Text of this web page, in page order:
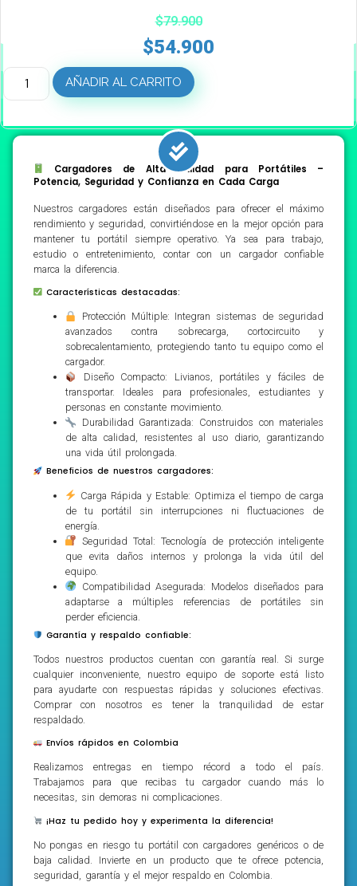
$79.900
$54.900
AÑADIR AL CARRITO
Cargadores de Alta Calidad para Portátiles –
Potencia, Seguridad y Confianza en Cada Carga
Nuestros cargadores están diseñados para ofrecer el máximo
rendimiento y seguridad, convirtiéndose en la mejor opción para
mantener tu portátil siempre operativo. Ya sea para trabajo,
estudio o entretenimiento, contar con un cargador confiable
marca la diferencia.
Características destacadas:
Protección Múltiple: Integran sistemas de seguridad
avanzados contra sobrecarga, cortocircuito y
sobrecalentamiento, protegiendo tanto tu equipo como el
cargador.
Diseño Compacto: Livianos, portátiles y fáciles de
transportar. Ideales para profesionales, estudiantes y
personas en constante movimiento.
Durabilidad Garantizada: Construidos con materiales
de alta calidad, resistentes al uso diario, garantizando
una vida útil prolongada.
Beneficios de nuestros cargadores:
Carga Rápida y Estable: Optimiza el tiempo de carga
de tu portátil sin interrupciones ni fluctuaciones de
energía.
Seguridad Total: Tecnología de protección inteligente
que evita daños internos y prolonga la vida útil del
equipo.
Compatibilidad Asegurada: Modelos diseñados para
adaptarse a múltiples referencias de portátiles sin
perder eficiencia.
Garantía y respaldo confiable:
Todos nuestros productos cuentan con garantía real. Si surge
cualquier inconveniente, nuestro equipo de soporte está listo
para ayudarte con respuestas rápidas y soluciones efectivas.
Comprar con nosotros es tener la tranquilidad de estar
respaldado.
Envíos rápidos en Colombia
Realizamos entregas en tiempo récord a todo el país.
Trabajamos para que recibas tu cargador cuando más lo
necesitas, sin demoras ni complicaciones.
¡Haz tu pedido hoy y experimenta la diferencia!
No pongas en riesgo tu portátil con cargadores genéricos o de
baja calidad. Invierte en un producto que te ofrece potencia,
seguridad, garantía y el mejor respaldo en Colombia.